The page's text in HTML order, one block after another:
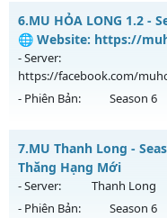
Thể loại: Mu Nguyên
Antihack: Anti Vip bắt
MU HỎA LONG 6.9 -
Mu mới ra tháng 07
https://facebook.com/
30/07/2626
Exp: 9999x - Drop: 99%
Thể loại: Mu Nguyên
Antihack: Xshiel
6.MU HỎA LONG 1.2 -
🌐 Website: https://
- Server:
https://facebook.com/
- Phiên Bản: Season 6
MU HỎA LONG 1.2 -
Mu mới ra tháng 07
https://facebook.com/
28/07/2626
7.MU Thanh Long -
Thăng Hạng Mới
- Server: Thanh Long
- Phiên Bản:
Season 6